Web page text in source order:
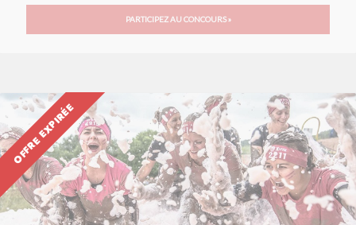
PARTICIPEZ AU CONCOURS »
OFFRE EXPIRÉE